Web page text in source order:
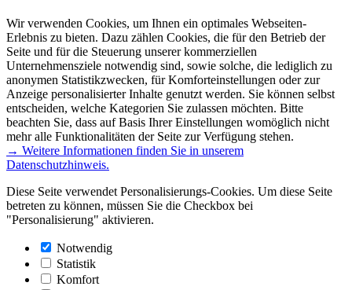
Wir verwenden Cookies, um Ihnen ein optimales Webseiten-
Erlebnis zu bieten. Dazu zählen Cookies, die für den Betrieb der
Seite und für die Steuerung unserer kommerziellen
Unternehmensziele notwendig sind, sowie solche, die lediglich zu
anonymen Statistikzwecken, für Komforteinstellungen oder zur
Anzeige personalisierter Inhalte genutzt werden. Sie können selbst
entscheiden, welche Kategorien Sie zulassen möchten. Bitte
beachten Sie, dass auf Basis Ihrer Einstellungen womöglich nicht
mehr alle Funktionalitäten der Seite zur Verfügung stehen.
→ Weitere Informationen finden Sie in unserem
Datenschutzhinweis.
Diese Seite verwendet Personalisierungs-Cookies. Um diese Seite
betreten zu können, müssen Sie die Checkbox bei
"Personalisierung" aktivieren.
Notwendig
Statistik
Komfort